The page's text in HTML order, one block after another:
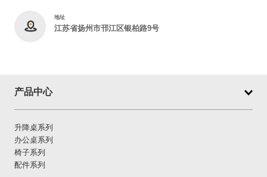
地址
江苏省扬州市邗江区银柏路9号
产品中心
升降桌系列
办公桌系列
椅子系列
配件系列